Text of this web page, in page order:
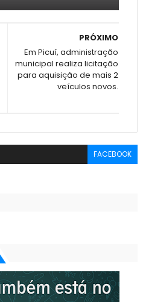
PRÓXIMO
Em Picuí, administração
municipal realiza licitação
para aquisição de mais 2
veículos novos.
FACEBOOK